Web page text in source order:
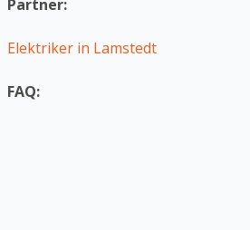
Partner:
Elektriker in Lamstedt
FAQ: